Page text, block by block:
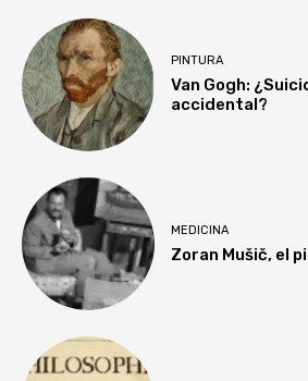
PINTURA
Van Gogh:
accidental?
MEDICINA
Zoran Mušič, el